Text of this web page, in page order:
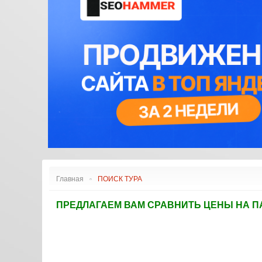
АЭРОПОРТЫ АФРИКИ
АЭРОПОРТЫ ВОСТОКА
РЕЙТИНГ АЭРОПОРТОВ
АЭРОПОРТЫ АВСТРАЛИИ
ИЛ
СААБ
ФОККЕР
СУХОЙ
ТУПОЛЕВ
Главная ПОИСК ТУРА
ПРЕДЛАГАЕМ ВАМ СРАВНИТЬ ЦЕНЫ НА